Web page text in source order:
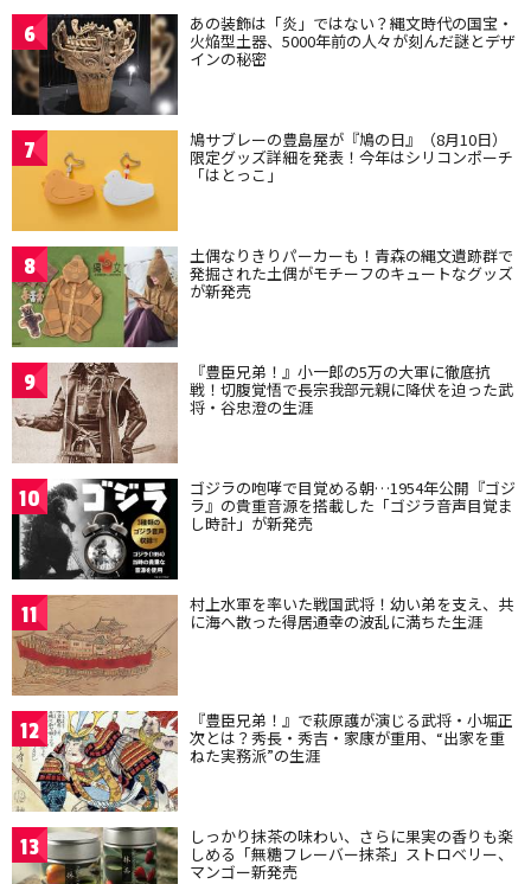
6 あの装飾は「炎」ではない？縄文時代の国宝・
火焔型土器、5000年前の人々が刻んだ謎とデザ
インの秘密
7 鳩サブレーの豊島屋が『鳩の日』（8月10日）
限定グッズ詳細を発表！今年はシリコンポーチ
「はとっこ」
8 土偶なりきりパーカーも！青森の縄文遺跡群で
発掘された土偶がモチーフのキュートなグッズ
が新発売
9 『豊臣兄弟！』小一郎の5万の大軍に徹底抗
戦！切腹覚悟で長宗我部元親に降伏を迫った武
将・谷忠澄の生涯
10 ゴジラの咆哮で目覚める朝…1954年公開『ゴジ
ラ』の貴重音源を搭載した「ゴジラ音声目覚ま
し時計」が新発売
11 村上水軍を率いた戦国武将！幼い弟を支え、共
に海へ散った得居通幸の波乱に満ちた生涯
12 『豊臣兄弟！』で萩原護が演じる武将・小堀正
次とは？秀長・秀吉・家康が重用、“出家を重
ねた実務派”の生涯
13 しっかり抹茶の味わい、さらに果実の香りも楽
しめる「無糖フレーバー抹茶」ストロベリー、
マンゴー新発売